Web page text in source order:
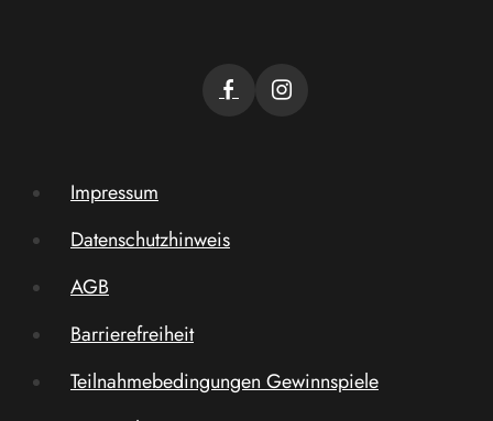
Impressum
Datenschutzhinweis
AGB
Barrierefreiheit
Teilnahmebedingungen Gewinnspiele